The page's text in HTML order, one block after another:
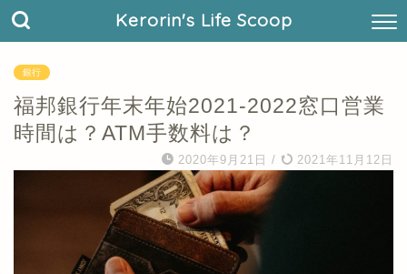
Kerorin's Life Scoop
銀行
福邦銀行年末年始2021-2022窓口営業
時間は？ATM手数料は？
2020年9月21日 / 2021年11月12日